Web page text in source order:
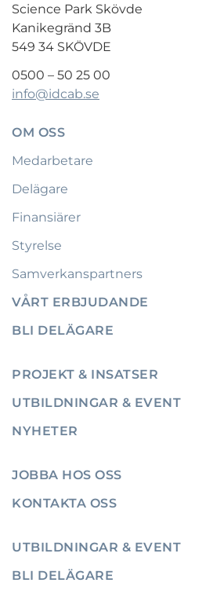
Science Park Skövde
Kanikegränd 3B
549 34 SKÖVDE
0500 – 50 25 00
info@idcab.se
OM OSS
Medarbetare
Delägare
Finansiärer
Styrelse
Samverkanspartners
VÅRT ERBJUDANDE
BLI DELÄGARE
PROJEKT & INSATSER
UTBILDNINGAR & EVENT
NYHETER
JOBBA HOS OSS
KONTAKTA OSS
UTBILDNINGAR & EVENT
BLI DELÄGARE